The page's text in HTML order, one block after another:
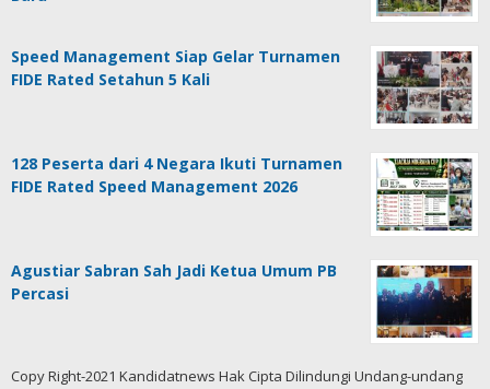
Speed Management Siap Gelar Turnamen
FIDE Rated Setahun 5 Kali
128 Peserta dari 4 Negara Ikuti Turnamen
FIDE Rated Speed Management 2026
Agustiar Sabran Sah Jadi Ketua Umum PB
Percasi
Copy Right-2021 Kandidatnews Hak Cipta Dilindungi Undang-undang